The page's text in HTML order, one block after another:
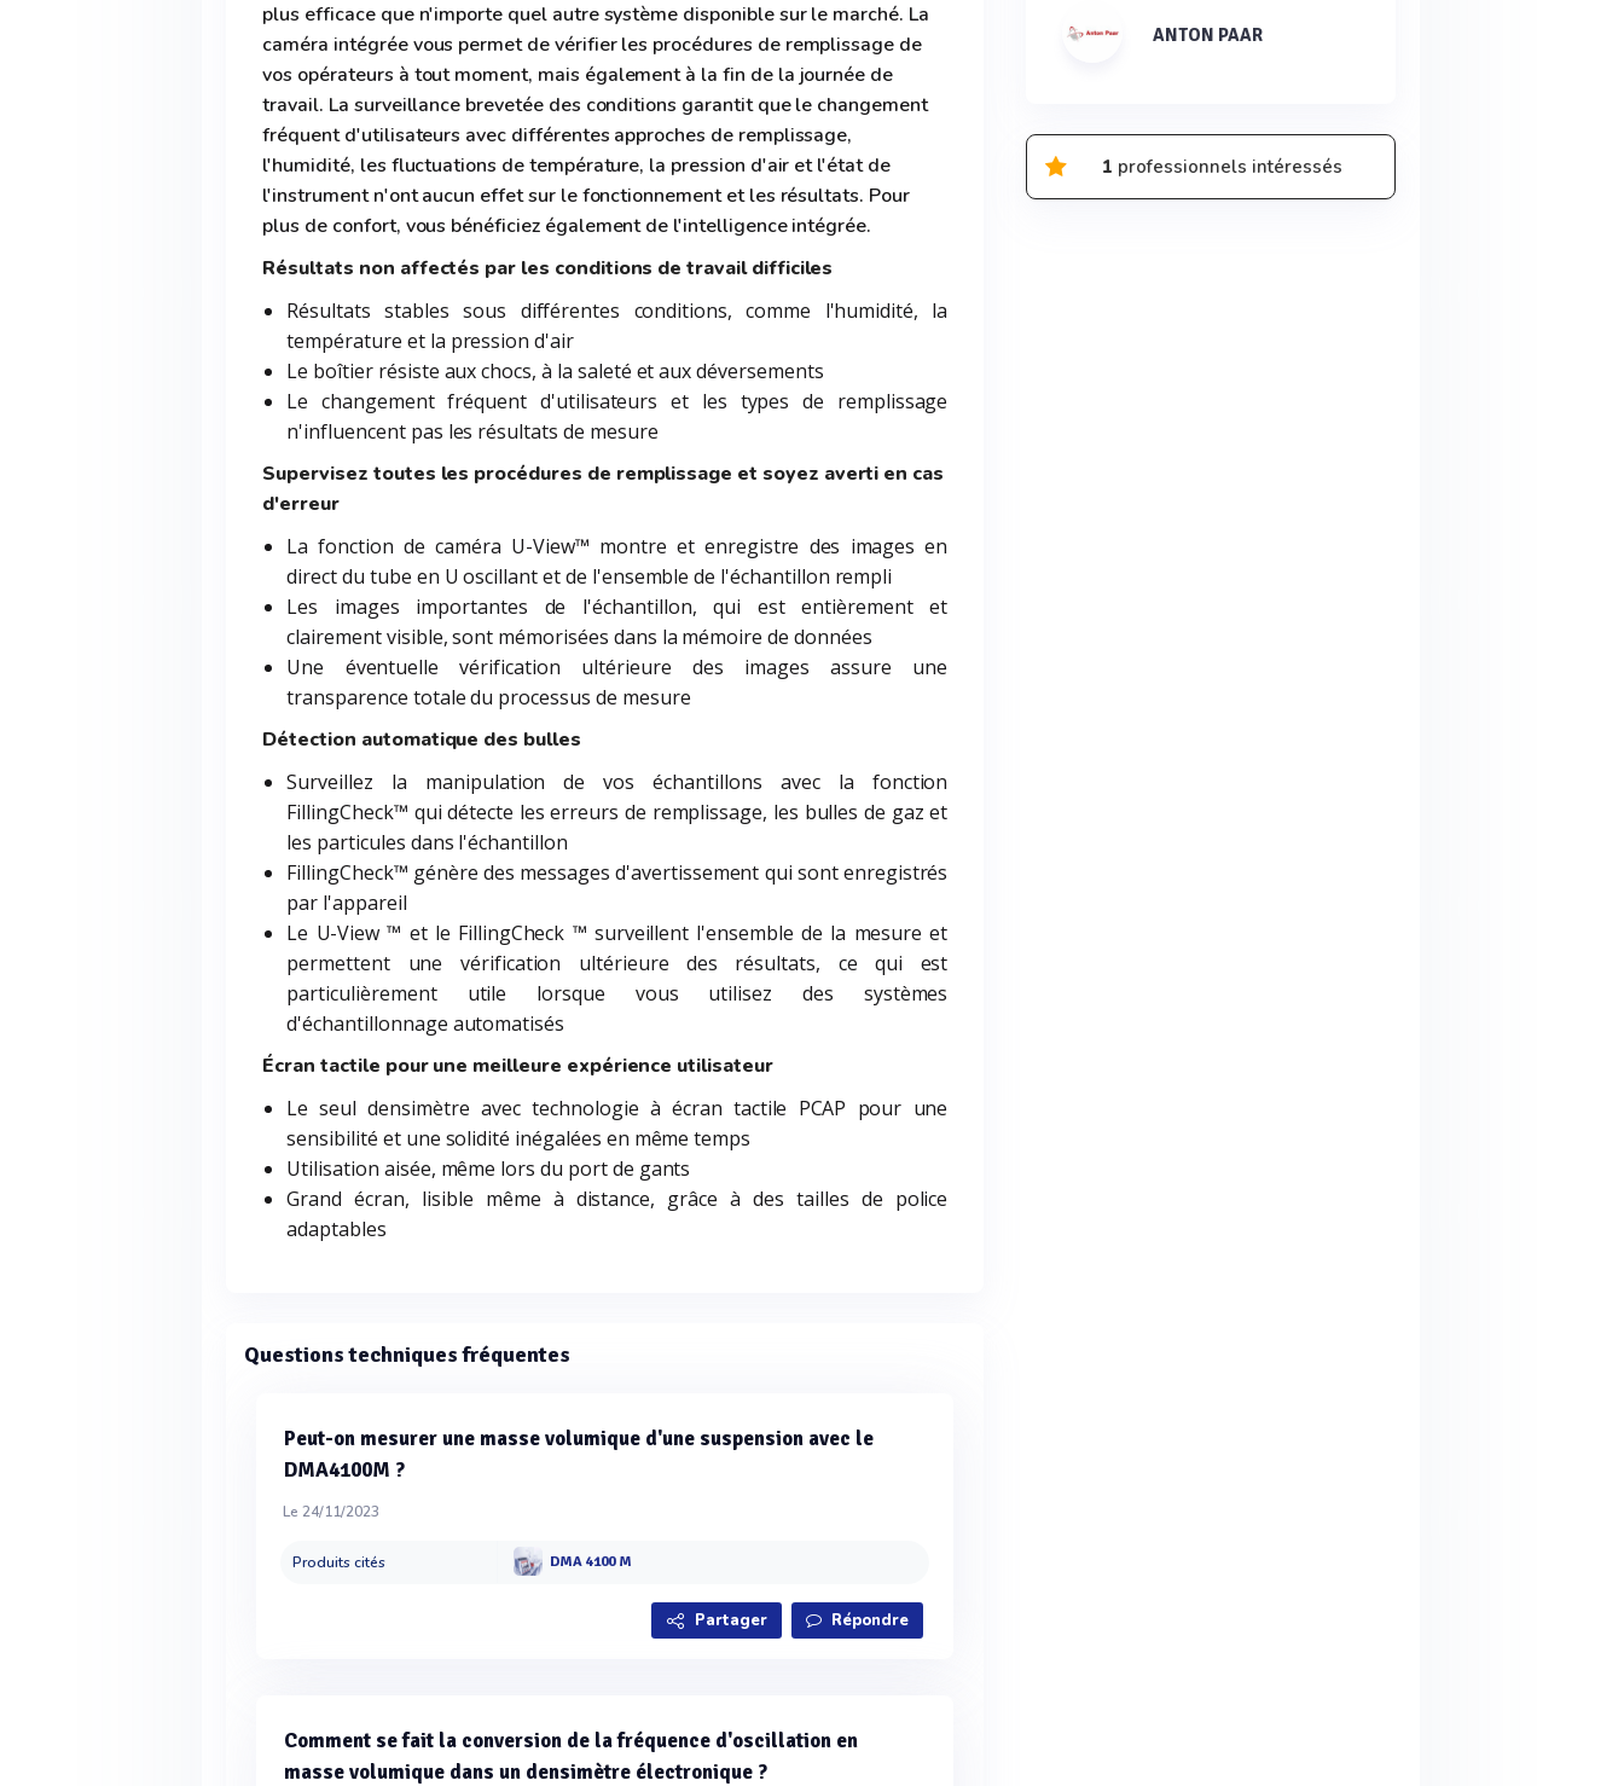
plus efficace que n'importe quel autre système disponible sur le marché. La
caméra intégrée vous permet de vérifier les procédures de remplissage de
vos opérateurs à tout moment, mais également à la fin de la journée de
travail. La surveillance brevetée des conditions garantit que le changement
fréquent d'utilisateurs avec différentes approches de remplissage,
l'humidité, les fluctuations de température, la pression d'air et l'état de
l'instrument n'ont aucun effet sur le fonctionnement et les résultats. Pour
plus de confort, vous bénéficiez également de l'intelligence intégrée.
Résultats non affectés par les conditions de travail difficiles
Résultats stables sous différentes conditions, comme l'humidité, la
température et la pression d'air
Le boîtier résiste aux chocs, à la saleté et aux déversements
Le changement fréquent d'utilisateurs et les types de remplissage
n'influencent pas les résultats de mesure
Supervisez toutes les procédures de remplissage et soyez averti en cas
d'erreur
La fonction de caméra U-View™ montre et enregistre des images en
direct du tube en U oscillant et de l'ensemble de l'échantillon rempli
Les images importantes de l'échantillon, qui est entièrement et
clairement visible, sont mémorisées dans la mémoire de données
Une éventuelle vérification ultérieure des images assure une
transparence totale du processus de mesure
Détection automatique des bulles
Surveillez la manipulation de vos échantillons avec la fonction
FillingCheck™ qui détecte les erreurs de remplissage, les bulles de gaz et
les particules dans l'échantillon
FillingCheck™ génère des messages d'avertissement qui sont enregistrés
par l'appareil
Le U-View ™ et le FillingCheck ™ surveillent l'ensemble de la mesure et
permettent une vérification ultérieure des résultats, ce qui est
particulièrement utile lorsque vous utilisez des systèmes
d'échantillonnage automatisés
Écran tactile pour une meilleure expérience utilisateur
Le seul densimètre avec technologie à écran tactile PCAP pour une
sensibilité et une solidité inégalées en même temps
Utilisation aisée, même lors du port de gants
Grand écran, lisible même à distance, grâce à des tailles de police
adaptables
Questions techniques fréquentes
Peut-on mesurer une masse volumique d'une suspension avec le
DMA4100M ?
Le 24/11/2023
Produits cités DMA 4100 M
Partager Répondre
Comment se fait la conversion de la fréquence d'oscillation en
masse volumique dans un densimètre électronique ?
ANTON PAAR
1 professionnels intéressés